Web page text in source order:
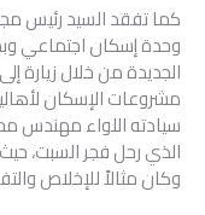
الجديدة من خلال زيارة
مشروعات الإسكان
سيادته اللواء مهندس
الذي رحل فجر السبت،
وكان مثالاً للإخلاص